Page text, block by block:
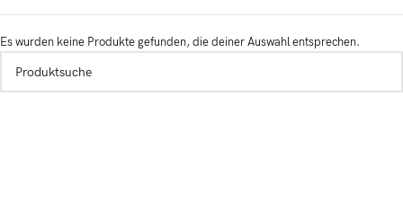
Es wurden keine Produkte gefunden, die deiner Auswahl entsprechen.